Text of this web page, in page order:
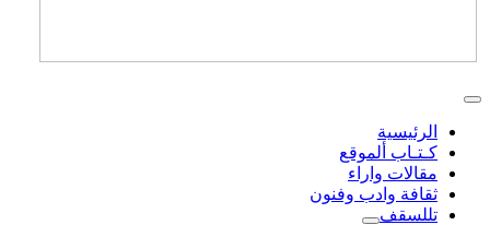
الرئيسية
كـتـاب ألموقع
مقالات واراء
ثقافة وادب وفنون
تللسقف